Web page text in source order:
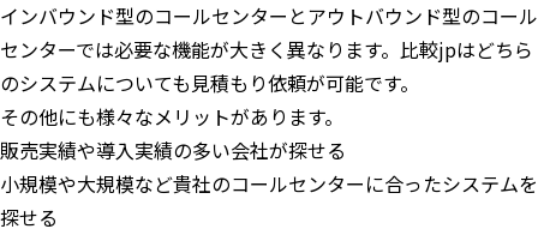
インバウンド型のコールセンターとアウトバウンド型のコール
センターでは必要な機能が大きく異なります。比較jpはどちら
のシステムについても見積もり依頼が可能です。
その他にも様々なメリットがあります。
販売実績や導入実績の多い会社が探せる
小規模や大規模など貴社のコールセンターに合ったシステムを
探せる